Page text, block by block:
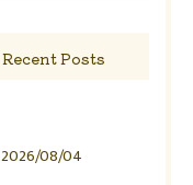
Recent Posts
2026/08/04